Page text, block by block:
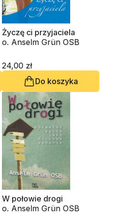
Życzę ci przyjaciela
o. Anselm Grün OSB
24,00 zł
Do koszyka
W połowie drogi
o. Anselm Grün OSB